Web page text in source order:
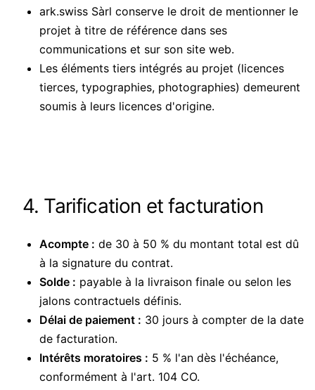
ark.swiss Sàrl conserve le droit de mentionner le
projet à titre de référence dans ses
communications et sur son site web.
Les éléments tiers intégrés au projet (licences
tierces, typographies, photographies) demeurent
soumis à leurs licences d'origine.
4. Tarification et facturation
Acompte : de 30 à 50 % du montant total est dû
à la signature du contrat.
Solde : payable à la livraison finale ou selon les
jalons contractuels définis.
Délai de paiement : 30 jours à compter de la date
de facturation.
Intérêts moratoires : 5 % l'an dès l'échéance,
conformément à l'art. 104 CO.